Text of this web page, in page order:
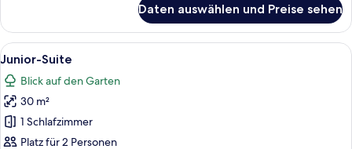
oder
Zweibettzimmer,
Gartenblick
Daten auswählen und Preise sehen
Alle
Fotos
für
Junior-
Suite
anzeigen
Ein modernes Schlafzimmer mit
11
Junior-Suite
Blick auf den Garten
30 m²
1 Schlafzimmer
Platz für 2 Personen